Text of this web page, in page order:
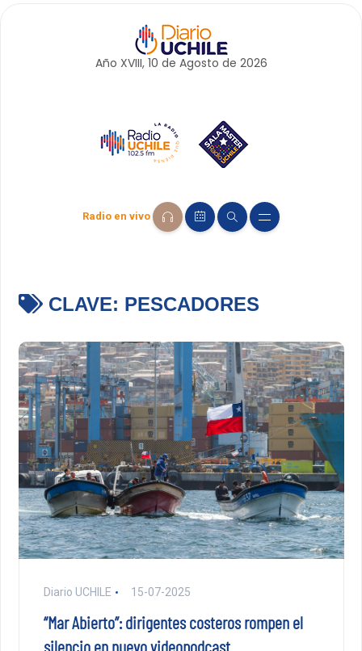
Año XVIII, 10 de Agosto de 2026
Radio en vivo
CLAVE: PESCADORES
Diario UCHILE 15-07-2025
“Mar Abierto”: dirigentes costeros rompen el
silencio en nuevo videopodcast